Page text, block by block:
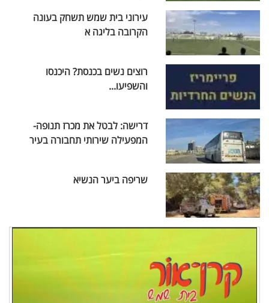
עירוני בית שמש תשחק בעונה
הקרובה בליגה א
רוצים נשים בכנסת? היכנסו
והשפיעו...
דרישה: לבטל את מכרז תנופה-
המפעילה שירותי תחבורה בעיר
שריפה ביער הנשיא